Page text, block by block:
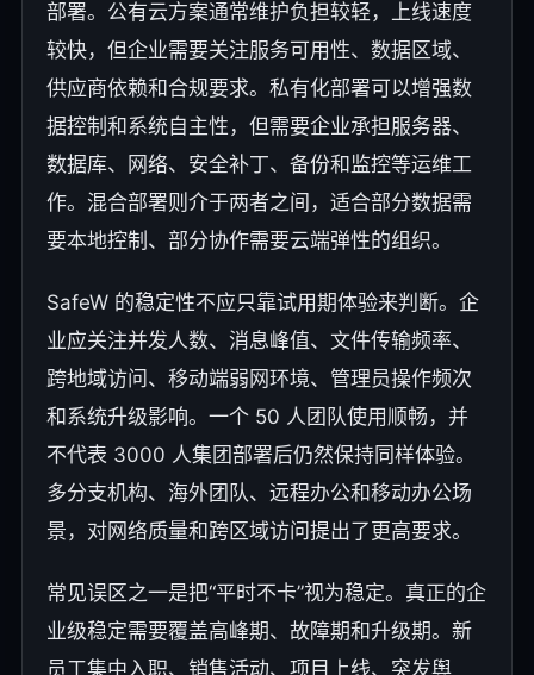
部署。公有云方案通常维护负担较轻，上线速度
较快，但企业需要关注服务可用性、数据区域、
供应商依赖和合规要求。私有化部署可以增强数
据控制和系统自主性，但需要企业承担服务器、
数据库、网络、安全补丁、备份和监控等运维工
作。混合部署则介于两者之间，适合部分数据需
要本地控制、部分协作需要云端弹性的组织。
SafeW 的稳定性不应只靠试用期体验来判断。企
业应关注并发人数、消息峰值、文件传输频率、
跨地域访问、移动端弱网环境、管理员操作频次
和系统升级影响。一个 50 人团队使用顺畅，并
不代表 3000 人集团部署后仍然保持同样体验。
多分支机构、海外团队、远程办公和移动办公场
景，对网络质量和跨区域访问提出了更高要求。
常见误区之一是把“平时不卡”视为稳定。真正的企
业级稳定需要覆盖高峰期、故障期和升级期。新
员工集中入职、销售活动、项目上线、突发舆